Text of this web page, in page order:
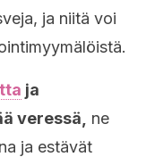
ja niitä voi
ja
veressä,
ne
ja estävät